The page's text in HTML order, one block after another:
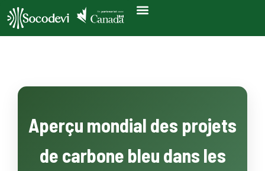
Aperçu mondial des projets
de carbone bleu dans les